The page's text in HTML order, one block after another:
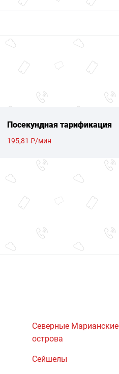
Посекундная тарификация
195,81 ₽/мин
Северные Марианские
острова
Сейшелы